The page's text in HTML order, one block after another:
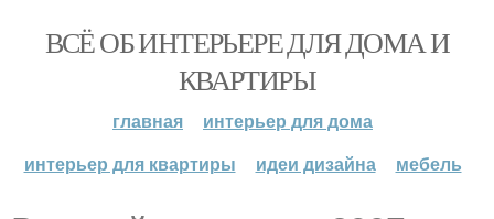
ВСЁ ОБ ИНТЕРЬЕРЕ ДЛЯ ДОМА И
КВАРТИРЫ
главная
интерьер для дома
интерьер для квартиры
идеи дизайна мебель